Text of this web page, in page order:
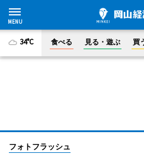
34°C 食べる 見る・遊ぶ 買
フォトフラッシュ